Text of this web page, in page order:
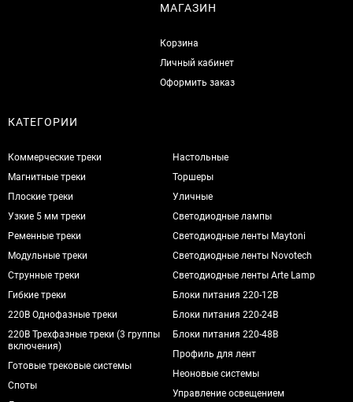
МАГАЗИН
Корзина
Личный кабинет
Оформить заказ
КАТЕГОРИИ
Коммерческие треки
Магнитные треки
Плоские треки
Узкие 5 мм треки
Ременные треки
Модульные треки
Струнные треки
Гибкие треки
220В Однофазные треки
220В Трехфазные треки (3 группы
включения)
Готовые трековые системы
Споты
Настольные
Торшеры
Уличные
Светодиодные лампы
Светодиодные ленты Maytoni
Светодиодные ленты Novotech
Светодиодные ленты Arte Lamp
Блоки питания 220-12В
Блоки питания 220-24В
Блоки питания 220-48В
Профиль для лент
Неоновые системы
Управление освещением